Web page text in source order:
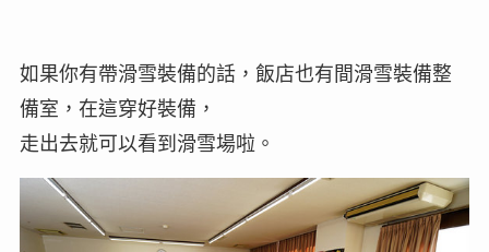
如果你有帶滑雪裝備的話，飯店也有間滑雪裝備整
備室，在這穿好裝備，
走出去就可以看到滑雪場啦。